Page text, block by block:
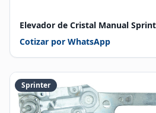
Elevador de Cristal Manual
Cotizar por WhatsApp
Sprinter